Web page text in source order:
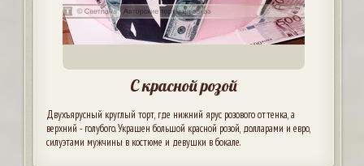
С красной розой
Двухъярусный круглый торт, где нижний ярус розового оттенка, а
верхний - голубого. Украшен большой красной розой, долларами и евро,
силуэтами мужчины в костюме и девушки в бокале.